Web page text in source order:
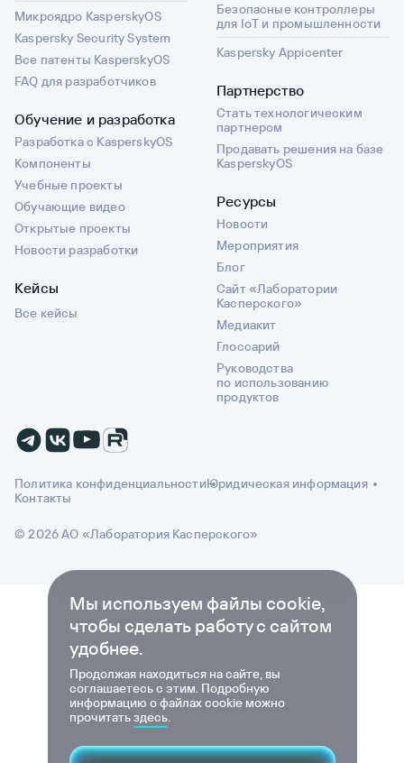
Микроядро KasperskyOS
Kaspersky Security System
Все патенты KasperskyOS
FAQ для разработчиков
Обучение и разработка
Разработка с KasperskyOS
Компоненты
Учебные проекты
Обучающие видео
Открытые проекты
Новости разработки
Кейсы
Все кейсы
Безопасные контроллеры
для IoT и промышленности
Kaspersky Appicenter
Партнерство
Стать технологическим
партнером
Продавать решения на базе
KasperskyOS
Ресурсы
Новости
Мероприятия
Блог
Сайт «Лаборатории
Касперского»
Медиакит
Глоссарий
Руководства
по использованию
продуктов
© 2026 АО «Лаборатория Касперского»
Политика конфиденциальностиЮридическая информация
Контакты
Мы используем файлы cookie,
чтобы сделать работу с сайтом
удобнее.
Продолжая находиться на сайте, вы
соглашаетесь с этим. Подробную
информацию о файлах cookie можно
прочитатьздесь.